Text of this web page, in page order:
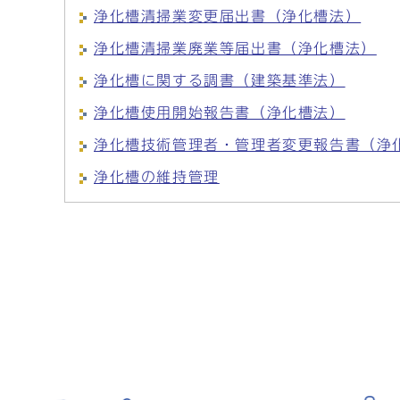
浄化槽清掃業変更届出書（浄化槽法）
浄化槽清掃業廃業等届出書（浄化槽法）
浄化槽に関する調書（建築基準法）
浄化槽使用開始報告書（浄化槽法）
浄化槽技術管理者・管理者変更報告書（浄
浄化槽の維持管理